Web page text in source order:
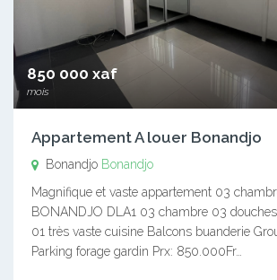
850 000 xaf
mois
Appartement A louer Bonandjo
Bonandjo Bonandjo
Magnifique et vaste appartement 03
BONANDJO DLA1 03 chambre 03
01 très vaste cuisine Balcons buanderie
Parking forage gardin Prx: 850.000Fr…